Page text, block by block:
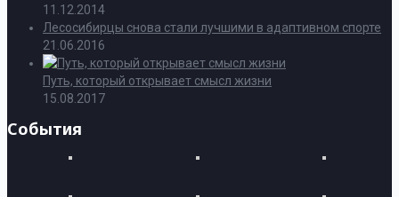
11.12.2014
Лесосибирцы снова стали лучшими в адаптивном спорте
21.06.2016
Путь, который открывает смысл жизни
15.08.2017
События